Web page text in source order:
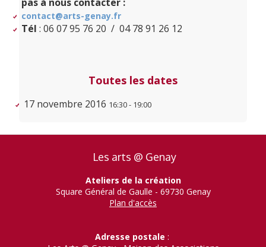
contact@arts-genay.fr
Tél : 06 07 95 76 20 / 04 78 91 26 12
Toutes les dates
17 novembre 2016 16:30 - 19:00
Les arts @ Genay
Ateliers de la création
Square Général de Gaulle - 69730 Genay
Plan d'accès
Adresse postale :